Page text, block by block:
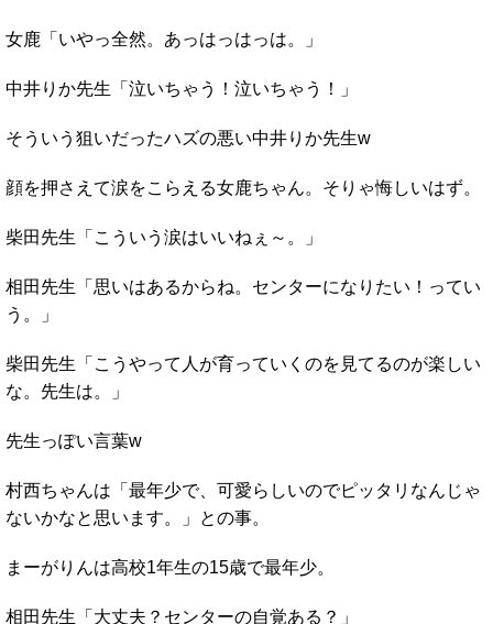
女鹿「いやっ全然。あっはっはっは。」
中井りか先生「泣いちゃう！泣いちゃう！」
そういう狙いだったハズの悪い中井りか先生w
顔を押さえて涙をこらえる女鹿ちゃん。そりゃ悔しいはず。
柴田先生「こういう涙はいいねぇ～。」
相田先生「思いはあるからね。センターになりたい！ってい
う。」
柴田先生「こうやって人が育っていくのを見てるのが楽しい
な。先生は。」
先生っぽい言葉w
村西ちゃんは「最年少で、可愛らしいのでピッタリなんじゃ
ないかなと思います。」との事。
まーがりんは高校1年生の15歳で最年少。
相田先生「大丈夫？センターの自覚ある？」